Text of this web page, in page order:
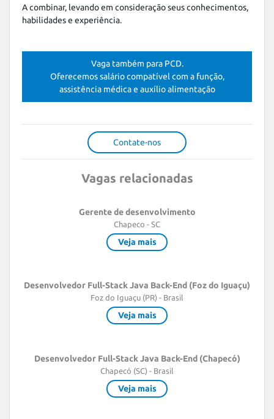
A combinar, levando em consideração seus conhecimentos,
habilidades e experiência.
Vaga também para PCD.
Oferecemos salário compatível com a função,
assistência médica e auxílio alimentação
Contate-nos
Vagas relacionadas
Gerente de desenvolvimento
Chapeco - SC
Veja mais
Desenvolvedor Full-Stack Java Back-End (Foz do Iguaçu)
Foz do Iguaçu (PR) - Brasil
Veja mais
Desenvolvedor Full-Stack Java Back-End (Chapecó)
Chapecó (SC) - Brasil
Veja mais